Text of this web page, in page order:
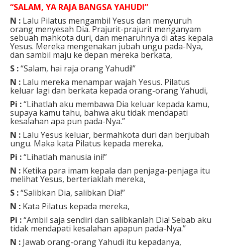
“SALAM, YA RAJA BANGSA YAHUDI”
N : Lalu Pilatus mengambil Yesus dan menyuruh
orang menyesah Dia. Prajurit-prajurit menganyam
sebuah mahkota duri, dan menaruhnya di atas kepala
Yesus. Mereka mengenakan jubah ungu pada-Nya,
dan sambil maju ke depan mereka berkata,
S :“Salam, hai raja orang Yahudi!”
N : Lalu mereka menampar wajah Yesus. Pilatus
keluar lagi dan berkata kepada orang-orang Yahudi,
Pi :“Lihatlah aku membawa Dia keluar kepada kamu,
supaya kamu tahu, bahwa aku tidak mendapati
kesalahan apa pun pada-Nya.”
N : Lalu Yesus keluar, bermahkota duri dan berjubah
ungu. Maka kata Pilatus kepada mereka,
Pi :“Lihatlah manusia ini!”
N : Ketika para imam kepala dan penjaga-penjaga itu
melihat Yesus, berteriaklah mereka,
S :“Salibkan Dia, salibkan Dia!”
N : Kata Pilatus kepada mereka,
Pi :“Ambil saja sendiri dan salibkanlah Dia! Sebab aku
tidak mendapati kesalahan apapun pada-Nya.”
N : Jawab orang-orang Yahudi itu kepadanya,